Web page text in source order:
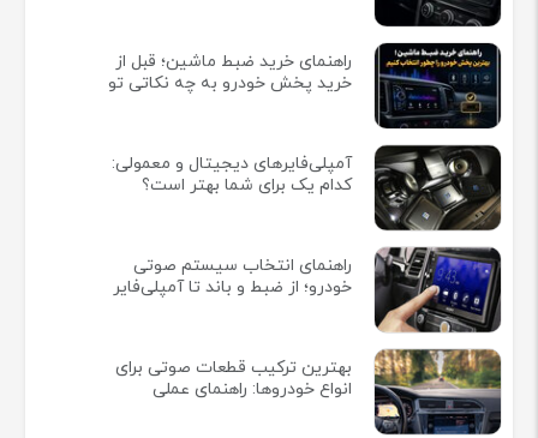
راهنمای خرید ضبط ماشین؛ قبل از
خرید پخش خودرو به چه نکاتی تو
آمپلی‌فایرهای دیجیتال و معمولی:
کدام یک برای شما بهتر است؟
راهنمای انتخاب سیستم صوتی
خودرو؛ از ضبط و باند تا آمپلی‌فایر
بهترین ترکیب قطعات صوتی برای
انواع خودروها: راهنمای عملی